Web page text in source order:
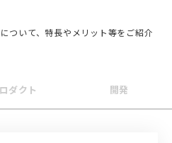
ついて、特長やメリット等をご紹介
ダクト 開発